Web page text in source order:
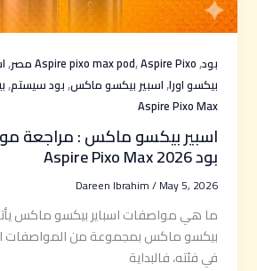
بود,
Aspire pixo max pod,Aspire Pixo مصر ,
بيكسو اورا,اسبير بيكسو ماكس,بود سيستم,
Aspire Pixo Max
اسبير بيكسو ماكس : مراجعة
بود Aspire Pixo Max 2026
Dareen Ibrahim/May 5, 2026
ما هي مواصفات اسباير بيكسو ماكس
بيكسو ماكس بمجموعة من المواصفات
في فئته، فالبداية